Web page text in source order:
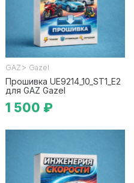
GAZ > Gazel
Прошивка UE9214_10_ST1_E2
для GAZ Gazel
1 500 ₽